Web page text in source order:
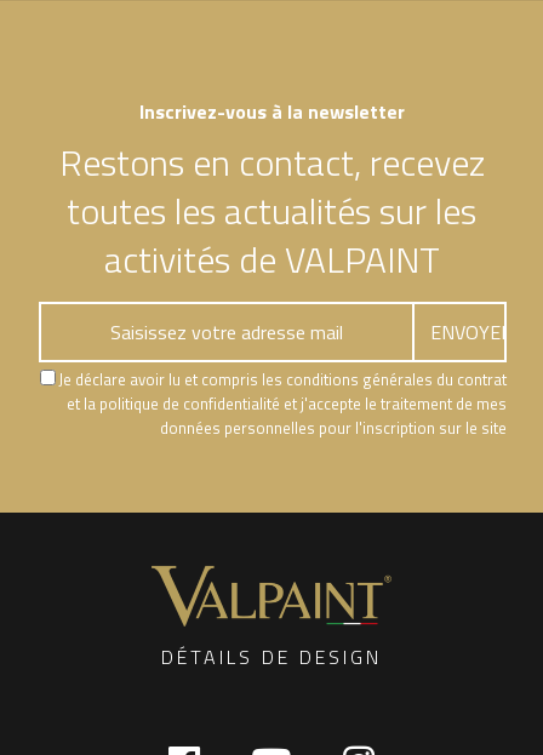
Inscrivez-vous à la newsletter
Restons en contact, recevez
toutes les actualités sur les
activités de VALPAINT
Je déclare avoir lu et compris les conditions générales du contrat
et la politique de confidentialité et j'accepte le traitement de mes
données personnelles pour l'inscription sur le site
DÉTAILS DE DESIGN